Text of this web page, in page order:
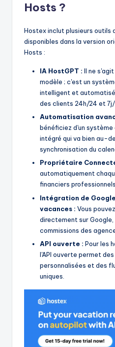
Hosts ?
Hostex inclut plusieurs outils
disponibles dans la version
Hosts :
IA HostGPT : Il ne
modèle ; c'est un
intelligent et
des clients 24h/24 et 7j/
Automatisation
bénéficiez d'un
intégré qui va bien au-
synchronisation du
Propriétaire
automatiquement
financiers
Intégration de
vacances : Vous
directement sur
commissions des
API ouverte : Pour les
l'API ouverte permet
personnalisées et des
uniques.